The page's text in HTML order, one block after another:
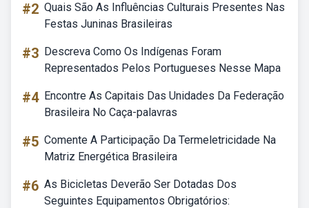
#2 Quais São As Influências Culturais Presentes Nas
Festas Juninas Brasileiras
#3 Descreva Como Os Indígenas Foram
Representados Pelos Portugueses Nesse Mapa
#4 Encontre As Capitais Das Unidades Da Federação
Brasileira No Caça-palavras
#5 Comente A Participação Da Termeletricidade Na
Matriz Energética Brasileira
#6 As Bicicletas Deverão Ser Dotadas Dos
Seguintes Equipamentos Obrigatórios: